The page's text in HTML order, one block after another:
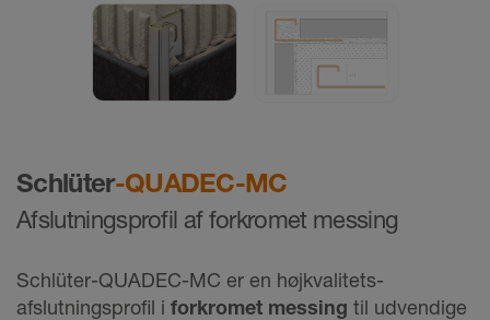
Schlüter-QUADEC-MC
Afslutningsprofil af forkromet messing
Schlüter-QUADEC-MC er en højkvalitets-
afslutningsprofil i forkromet messing til udvendige